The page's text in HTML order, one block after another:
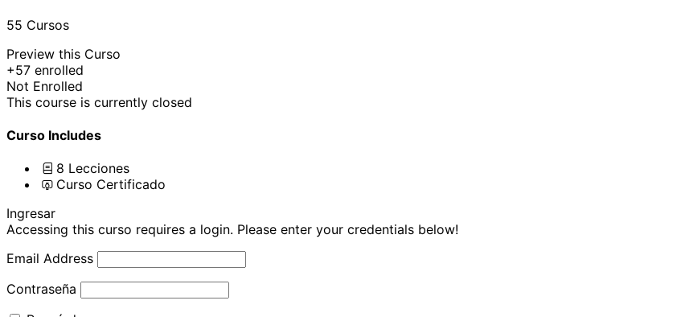
55 Cursos
Preview this Curso
+57 enrolled
Not Enrolled
This course is currently closed
Curso Includes
8 Lecciones
Curso Certificado
Ingresar
Accessing this curso requires a login. Please enter your credentials below!
Email Address
Contraseña